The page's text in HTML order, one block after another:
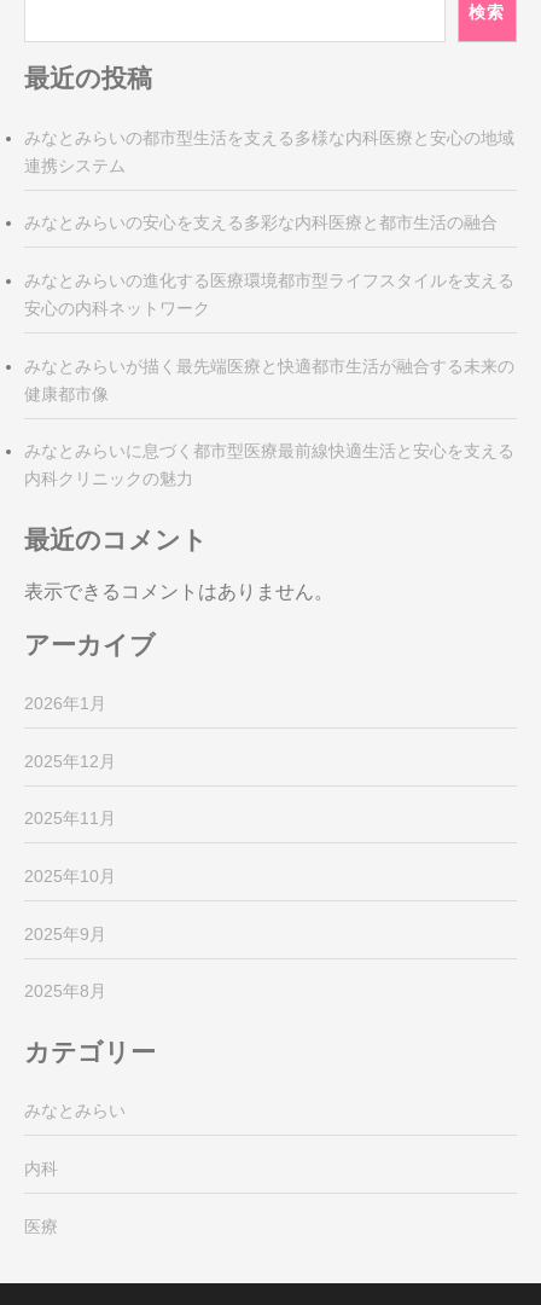
ョ
ン
検索
最近の投稿
みなとみらいの都市型生活を支える多様な内科医療と安心の地域
連携システム
みなとみらいの安心を支える多彩な内科医療と都市生活の融合
みなとみらいの進化する医療環境都市型ライフスタイルを支える
安心の内科ネットワーク
みなとみらいが描く最先端医療と快適都市生活が融合する未来の
健康都市像
みなとみらいに息づく都市型医療最前線快適生活と安心を支える
内科クリニックの魅力
最近のコメント
表示できるコメントはありません。
アーカイブ
2026年1月
2025年12月
2025年11月
2025年10月
2025年9月
2025年8月
カテゴリー
みなとみらい
内科
医療